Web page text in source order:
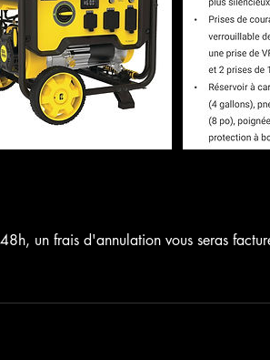
un frais d'annulation vous seras